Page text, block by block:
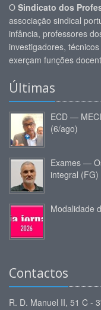
O Sindicato dos
associação sindical
infância, professores
investigadores,
exerçam funções
Últimas
ECD —
(6/ago)
Exames —
integral (FG)
Modalidade
Contactos
R. D. Manuel II, 51 C -